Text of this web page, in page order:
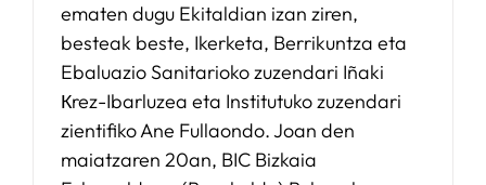
ematen dugu Ekitaldian izan ziren,
besteak beste, Ikerketa, Berrikuntza eta
Ebaluazio Sanitarioko zuzendari Iñaki
Кrez-Ibarluzea eta Institutuko zuzendari
zientifiko Ane Fullaondo. Joan den
maiatzaren 20an, BIC Bizkaia